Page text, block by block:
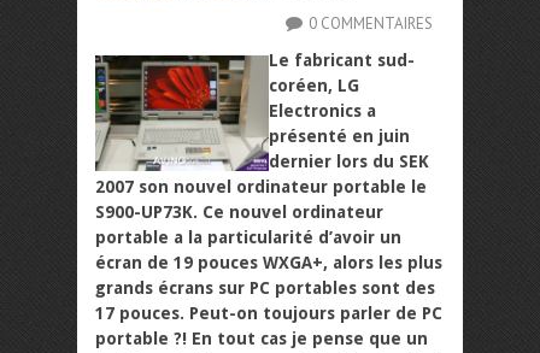
0 COMMENTAIRES
Le fabricant sud-
coréen, LG
Electronics a
présenté en juin
dernier lors du SEK
2007 son nouvel ordinateur portable le
S900-UP73K. Ce nouvel ordinateur
portable a la particularité d’avoir un
écran de 19 pouces WXGA+, alors les plus
grands écrans sur PC portables sont des
17 pouces. Peut-on toujours parler de PC
portable ?! En tout cas je pense que un